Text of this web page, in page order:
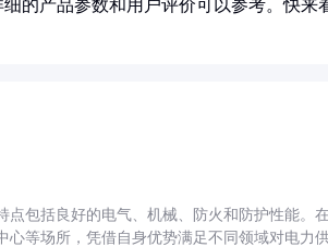
的产品参数和用户评价可以参考。快来
包括良好的电气、机械、防火和防护性能。
等场所，凭借自身优势满足不同领域对电力